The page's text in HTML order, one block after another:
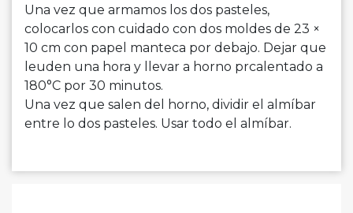
Una vez que armamos los dos pasteles,
colocarlos con cuidado con dos moldes de 23 ×
10 cm con papel manteca por debajo. Dejar que
leuden una hora y llevar a horno prcalentado a
180°C por 30 minutos.
Una vez que salen del horno, dividir el almíbar
entre lo dos pasteles. Usar todo el almíbar.